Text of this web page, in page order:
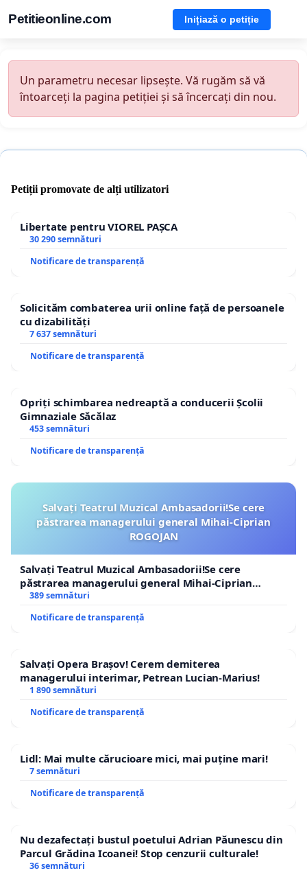
Petitieonline.com Inițiază o petiție
Un parametru necesar lipsește. Vă rugăm să vă
întoarceți la pagina petiției și să încercați din nou.
Petiții promovate de alți utilizatori
Libertate pentru VIOREL PAȘCA
30 290 semnături
Notificare de transparență
Solicităm combaterea urii online față de persoanele
cu dizabilități
7 637 semnături
Notificare de transparență
Opriți schimbarea nedreaptă a conducerii Școlii
Gimnaziale Săcălaz
453 semnături
Notificare de transparență
Salvați Teatrul Muzical Ambasadorii!Se cere
păstrarea managerului general Mihai-Ciprian
ROGOJAN
Salvați Teatrul Muzical Ambasadorii!Se cere
păstrarea managerului general Mihai-Ciprian
ROGOJAN
389 semnături
Notificare de transparență
Salvați Opera Brașov! Cerem demiterea
managerului interimar, Petrean Lucian-Marius!
1 890 semnături
Notificare de transparență
Lidl: Mai multe cărucioare mici, mai puține mari!
7 semnături
Notificare de transparență
Nu dezafectați bustul poetului Adrian Păunescu din
Parcul Grădina Icoanei! Stop cenzurii culturale!
36 semnături